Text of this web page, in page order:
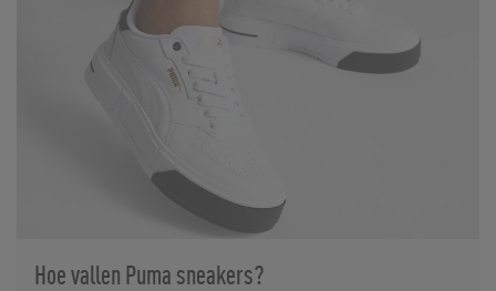
Hoe vallen Puma sneakers?